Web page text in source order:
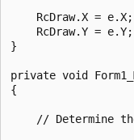
    RcDraw.X = e.X;
    RcDraw.Y = e.Y;
}
private void
{
// Determine